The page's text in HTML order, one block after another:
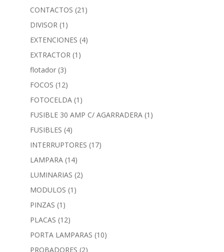
CONTACTOS (21)
DIVISOR (1)
EXTENCIONES (4)
EXTRACTOR (1)
flotador (3)
FOCOS (12)
FOTOCELDA (1)
FUSIBLE 30 AMP C/ AGARRADERA (1)
FUSIBLES (4)
INTERRUPTORES (17)
LAMPARA (14)
LUMINARIAS (2)
MODULOS (1)
PINZAS (1)
PLACAS (12)
PORTA LAMPARAS (10)
PROBADORES (2)